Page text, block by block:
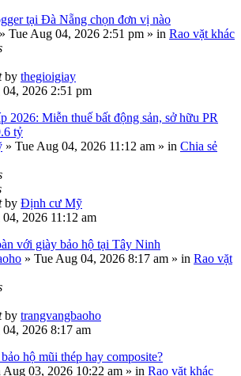
tại Đà Nẵng chọn đơn vị nào
» Tue Aug 04, 2026 2:51 pm » in Rao vặt khác
by thegioigiay
2026 2:51 pm
2026: Miễn thuế bất động sản, sở hữu PR
tỷ
» Tue Aug 04, 2026 11:12 am » in Chia sẻ
by Định cư Mỹ
2026 11:12 am
với giày bảo hộ tại Tây Ninh
» Tue Aug 04, 2026 8:17 am » in Rao vặt
by trangvangbaoho
2026 8:17 am
hộ mũi thép hay composite?
Aug 03, 2026 10:22 am » in Rao vặt khác